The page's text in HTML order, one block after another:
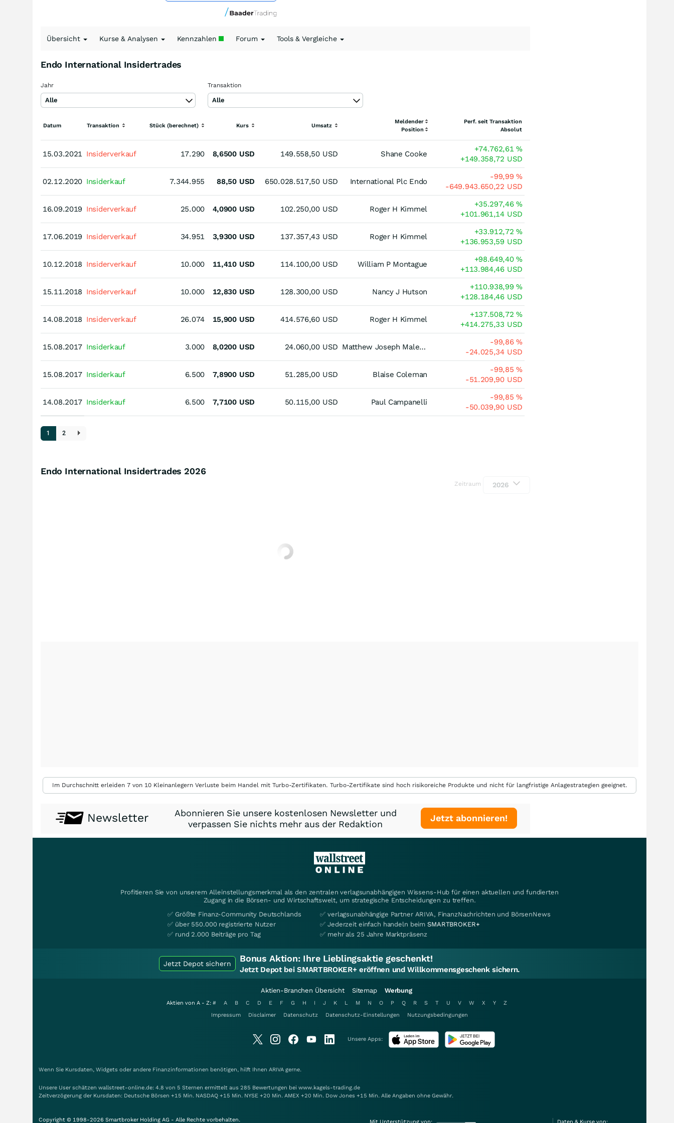
Übersicht Kurse & Analysen Kennzahlen Forum Tools & Vergleiche
Endo International Insidertrades
Jahr
Alle
Transaktion
Alle
Datum
15.03.2021
02.12.2020
16.09.2019
17.06.2019
10.12.2018
15.11.2018
14.08.2018
15.08.2017
15.08.2017
14.08.2017
Transaktion Stück (berechnet) Kurs Umsatz
Meldender
Position
Perf. seit Transaktion
Absolut
15.03.2021 Insiderverkauf 17.290 8,6500 USD 149.558,50 USD Shane Cooke
+74.762,61%
+149.358,72 USD
02.12.2020 Insiderkauf 7.344.955 88,50 USD 650.028.517,50 USD International Plc Endo
-99,99%
-649.943.650,22 USD
16.09.2019 Insiderverkauf 25.000 4,0900 USD 102.250,00 USD Roger H Kimmel
+35.297,46%
+101.961,14 USD
17.06.2019 Insiderverkauf 34.951 3,9300 USD 137.357,43 USD Roger H Kimmel
+33.912,72%
+136.953,59 USD
10.12.2018 Insiderverkauf 10.000 11,410 USD 114.100,00 USD William P Montague
+98.649,40%
+113.984,46 USD
15.11.2018 Insiderverkauf 10.000 12,830 USD 128.300,00 USD Nancy J Hutson
+110.938,99%
+128.184,46 USD
14.08.2018 Insiderverkauf 26.074 15,900 USD 414.576,60 USD Roger H Kimmel
+137.508,72%
+414.275,33 USD
15.08.2017 Insiderkauf 3.000 8,0200 USD 24.060,00 USD Matthew Joseph Maletta
-99,86%
-24.025,34 USD
15.08.2017 Insiderkauf 6.500 7,8900 USD 51.285,00 USD Blaise Coleman
-99,85%
-51.209,90 USD
14.08.2017 Insiderkauf 6.500 7,7100 USD 50.115,00 USD Paul Campanelli
-99,85%
-50.039,90 USD
1 2
Endo International Insidertrades 2026
Zeitraum 2026
Im Durchschnitt erleiden 7 von 10 Kleinanlegern Verluste beim Handel mit Turbo-Zertifikaten. Turbo-Zertifikate sind hoch risikoreiche Produkte und nicht für langfristige Anlagestrategien geeignet.
Newsletter
Abonnieren Sie unsere kostenlosen Newsletter und
verpassen Sie nichts mehr aus der Redaktion
Jetzt abonnieren!
Profitieren Sie von unserem Alleinstellungsmerkmal als den zentralen verlagsunabhängigen Wissens-Hub für einen aktuellen und fundierten
Zugang in die Börsen- und Wirtschaftswelt, um strategische Entscheidungen zu treffen.
✅ Größte Finanz-Community Deutschlands
✅ über 550.000 registrierte Nutzer
✅ rund 2.000 Beiträge pro Tag
✅ verlagsunabhängige Partner ARIVA, FinanzNachrichten und BörsenNews
✅ Jederzeit einfach handeln beimSMARTBROKER+
✅ mehr als 25 Jahre Marktpräsenz
Jetzt Depot sichern Bonus Aktion: Ihre Lieblingsaktie geschenkt!
Jetzt Depot bei SMARTBROKER+ eröffnen und Willkommensgeschenk sichern.
Aktien-Branchen Übersicht Sitemap Werbung
Aktien von A - Z: # A B C D E F G H I J K L M N O P Q R S T U V W X Y
Z
Impressum
Disclaimer Datenschutz Datenschutz-Einstellungen Nutzungsbedingungen
Unsere Apps:
Wenn Sie Kursdaten, Widgets oder andere Finanzinformationen benötigen, hilft Ihnen ARIVA gerne.
Unsere User schätzen wallstreet-online.de: 4.8 von 5 Sternen ermittelt aus 285 Bewertungen bei www.kagels-trading.de
Zeitverzögerung der Kursdaten: Deutsche Börsen +15 Min. NASDAQ +15 Min. NYSE +20 Min. AMEX +20 Min. Dow Jones +15 Min. Alle Angaben ohne Gewähr.
Copyright © 1998-2026 Smartbroker Holding AG - Alle Rechte vorbehalten.